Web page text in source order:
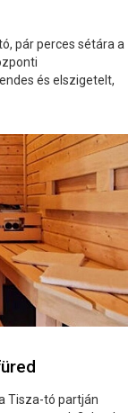
pár perces sétára a
és elszigetelt,
Tisza-tó partján